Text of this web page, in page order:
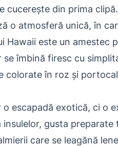
cucerește din prima
o atmosferă unică, în
Hawaii este un
îmbină firesc cu
colorate în roz și
escapadă exotică, ci o
gusta
care se leagănă